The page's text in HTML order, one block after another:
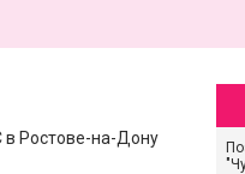
Ростове-на-Дону